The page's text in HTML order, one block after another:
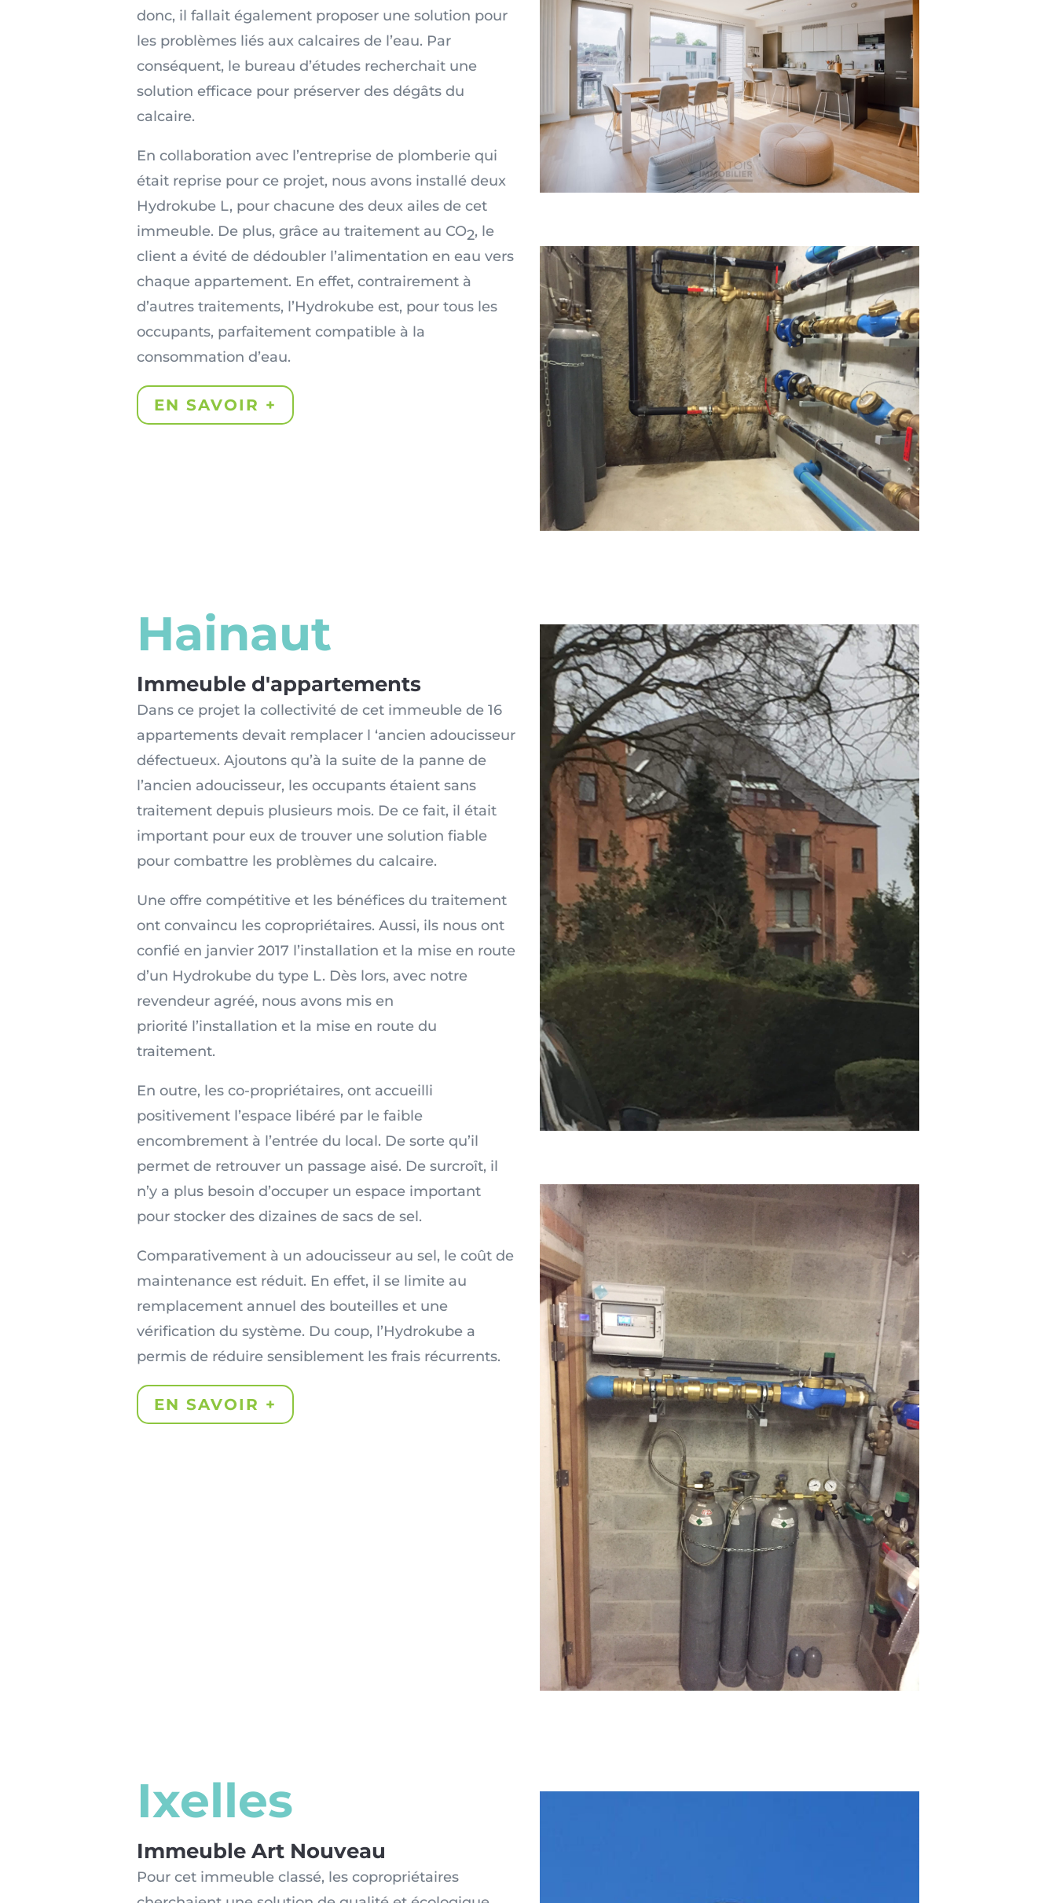
donc, il fallait également proposer une solution pour
les problèmes liés aux calcaires de l’eau. Par
conséquent, le bureau d’études recherchait une
solution efficace pour préserver des dégâts du
calcaire.
En collaboration avec l’entreprise de plomberie qui
était reprise pour ce projet, nous avons installé deux
Hydrokube L, pour chacune des deux ailes de cet
immeuble. De plus, grâce au traitement au CO2, le
client a évité de dédoubler l’alimentation en eau vers
chaque appartement. En effet, contrairement à
d’autres traitements, l’Hydrokube est, pour tous les
occupants, parfaitement compatible à la
consommation d’eau.
EN SAVOIR +
Hainaut
Immeuble d'appartements
Dans ce projet la collectivité de cet immeuble de 16
appartements devait remplacer l ‘ancien adoucisseur
défectueux. Ajoutons qu’à la suite de la panne de
l’ancien adoucisseur, les occupants étaient sans
traitement depuis plusieurs mois. De ce fait, il était
important pour eux de trouver une solution fiable
pour combattre les problèmes du calcaire.
Une offre compétitive et les bénéfices du traitement
ont convaincu les copropriétaires. Aussi, ils nous ont
confié en janvier 2017 l’installation et la mise en route
d’un Hydrokube du type L. Dès lors, avec notre
revendeur agréé, nous avons mis en
priorité l’installation et la mise en route du
traitement.
En outre, les co-propriétaires, ont accueilli
positivement l’espace libéré par le faible
encombrement à l’entrée du local. De sorte qu’il
permet de retrouver un passage aisé. De surcroît, il
n’y a plus besoin d’occuper un espace important
pour stocker des dizaines de sacs de sel.
Comparativement à un adoucisseur au sel, le coût de
maintenance est réduit. En effet, il se limite au
remplacement annuel des bouteilles et une
vérification du système. Du coup, l’Hydrokube a
permis de réduire sensiblement les frais récurrents.
EN SAVOIR +
Ixelles
Immeuble Art Nouveau
Pour cet immeuble classé, les copropriétaires